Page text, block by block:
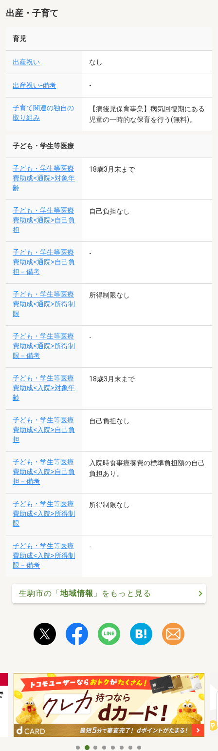
出産・子育て
育児
出産祝い なし
出産祝い-備考 -
子育て関連の独自の
取り組み
【病後児保育事業】病気回復期にある
児童の一時的な保育を行う(無料)。
子ども・学生等医療
子ども・学生等医療
費助成<通院>対象年
齢
18歳3月末まで
子ども・学生等医療
費助成<通院>自己負
担
自己負担なし
子ども・学生等医療
費助成<通院>自己負
担－備考
-
子ども・学生等医療
費助成<通院>所得制
限
所得制限なし
子ども・学生等医療
費助成<通院>所得制
限－備考
-
子ども・学生等医療
費助成<入院>対象年
齢
18歳3月末まで
子ども・学生等医療
費助成<入院>自己負
担
自己負担なし
子ども・学生等医療
費助成<入院>自己負
担－備考
入院時食事療養費の標準負担額の自己
負担あり。
子ども・学生等医療
費助成<入院>所得制
限
所得制限なし
子ども・学生等医療
費助成<入院>所得制
限－備考
-
生駒市の「地域情報 」をもっと見る